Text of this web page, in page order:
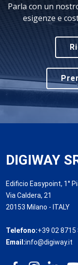
Parla con un
esigenze e
DIGIWAY
Edificio Easypoint, 1°
Via Caldera, 21
20153 Milano - ITALY
Telefono:+39 02 8715
Email:info@digiway.it